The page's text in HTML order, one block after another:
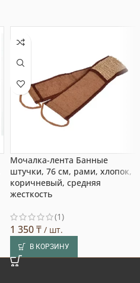
Мочалка-лента Банные
штучки, 76 см, рами, хлопок,
коричневый, средняя
жесткость
(1)
1 350₸ / шт.
В КОРЗИНУ